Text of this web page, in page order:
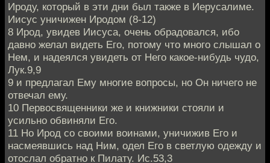
Ироду, который в эти дни был также в Иерусалиме.
Иисус уничижен Иродом (8-12)
8 Ирод, увидев Иисуса, очень обрадовался, ибо
давно желал видеть Его, потому что много слышал о
Нем, и надеялся увидеть от Него какое-нибудь чудо,
Лук.9,9
9 и предлагал Ему многие вопросы, но Он ничего не
отвечал ему.
10 Первосвященники же и книжники стояли и
усильно обвиняли Его.
11 Но Ирод со своими воинами, уничижив Его и
насмеявшись над Ним, одел Его в светлую одежду и
отослал обратно к Пилату. Ис.53,3